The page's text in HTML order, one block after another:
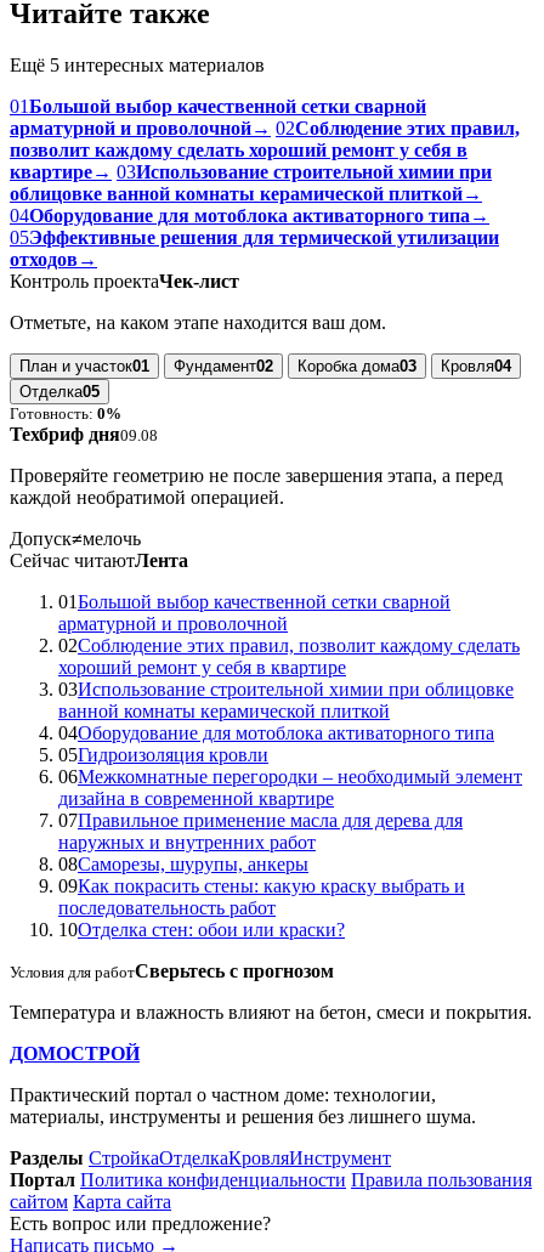
Источник
!
Принцип разумной стройки
Сверяйте решения с проектом, условиями участка и
требованиями производителя материалов. Универсальных
узлов не бывает.
Материал проверен редакцией К разделам↑
+
Читайте также
Ещё 5 интересных материалов
01Большой выбор качественной сетки сварной
арматурной и проволочной
позволит каждому сделать хороший ремонт у себя в
квартире→ 03 Использование строительной химии при
04Оборудование для мотоблока активаторного типа→
05Эффективные решения для термической утилизации
Контроль проекта
План и участок01 Фундамент02
Отделка05
Готовность:0%
Техбриф дня09.08
Проверяйте геометрию не после завершения этапа, а перед
каждой необратимой операцией.
Допуск≠мелочь
Сейчас читаютЛента
01Большой выбор качественной сетки сварной
арматурной и проволочной
02Соблюдение этих правил, позволит каждому сделать
хороший ремонт у себя в квартире
ванной комнаты керамической плиткой
05Гидроизоляция кровли
Межкомнатные перегородки – необходимый элемент
дизайна в современной квартире
наружных и внутренних работ
08Саморезы, шурупы, анкеры
Как покрасить стены: какую краску выбрать и
последовательность работ
10Отделка стен: обои или краски?
Условия для работСверьтесь с прогнозом